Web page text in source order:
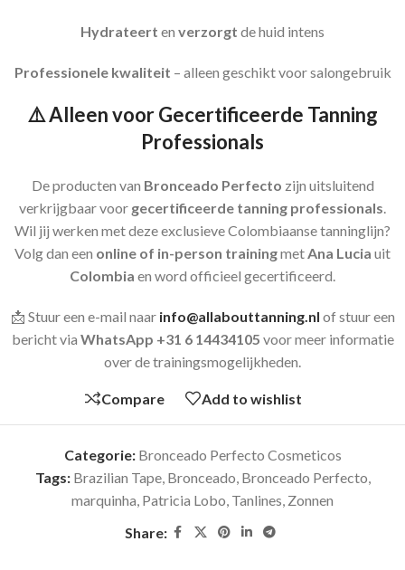
Hydrateert en verzorgt de huid intens
Professionele kwaliteit – alleen geschikt voor salongebruik
⚠️Alleen voor Gecertificeerde Tanning
Professionals
De producten van Bronceado Perfecto zijn uitsluitend
verkrijgbaar voor gecertificeerde tanning professionals.
Wil jij werken met deze exclusieve Colombiaanse tanninglijn?
Volg dan een online of in-person trainingmetAna Lucia uit
Colombia en word officieel gecertificeerd.
📩 Stuur een e-mail naar info@allabouttanning.nl of stuur een
bericht via WhatsApp +31 6 14434105 voor meer informatie
over de trainingsmogelijkheden.
Compare Add to wishlist
Categorie: Bronceado Perfecto Cosmeticos
Tags: Brazilian Tape, Bronceado, Bronceado Perfecto,
marquinha, Patricia Lobo, Tanlines, Zonnen
Share: